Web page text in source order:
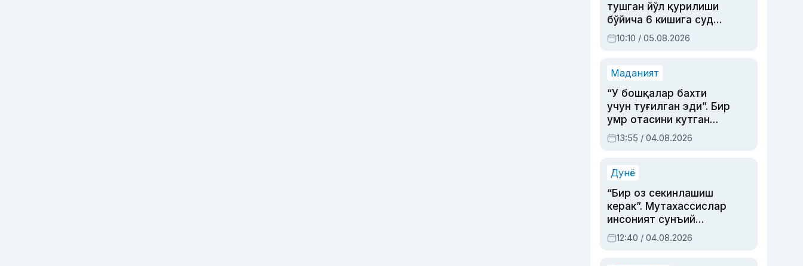
тушган йўл қурилиши
бўйича 6 кишига суд
ҳукми ўқилди
10:10 / 05.08.2026
Маданият
“У бошқалар бахти
учун туғилган эди”. Бир
умр отасини кутган
актриса ва дубльяж
устаси Римма
синовларга тўла ҳаёти
13:55 / 04.08.2026
Дунё
“Бир оз секинлашиш
керак”. Мутахассислар
инсоният сунъий
интеллектни бошқара
олмай қолишидан
12:40 / 04.08.2026